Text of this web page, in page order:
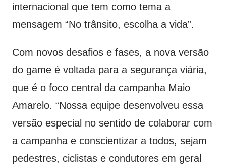
internacional que tem como tema a
mensagem “No trânsito, escolha a vida”.
Com novos desafios e fases, a nova versão
do game é voltada para a segurança viária,
que é o foco central da campanha Maio
Amarelo. “Nossa equipe desenvolveu essa
versão especial no sentido de colaborar com
a campanha e conscientizar a todos, sejam
pedestres, ciclistas e condutores em geral